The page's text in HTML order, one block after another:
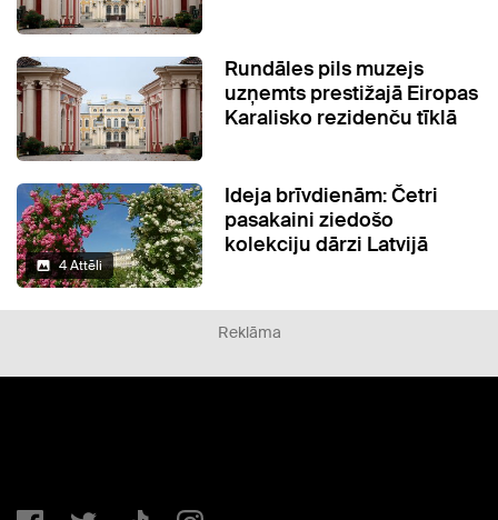
Rundāles pils muzejs
uzņemts prestižajā Eiropas
Karalisko rezidenču tīklā
4 Attēli
Ideja brīvdienām: Četri
pasakaini ziedošo
kolekciju dārzi Latvijā
Reklāma